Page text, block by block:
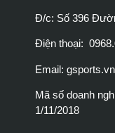
Đ/c: Số 396
Điện thoại:
Email:
Mã số doanh
1/11/2018